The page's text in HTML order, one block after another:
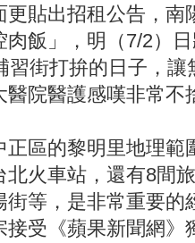
更貼出招租公告，南
肉飯」，明（7/2）
習街打拚的日子，讓
醫院醫護感嘆非常不
正區的黎明里地理範
北火車站，還有8間
街等，是非常重要的
接受《蘋果新聞網》